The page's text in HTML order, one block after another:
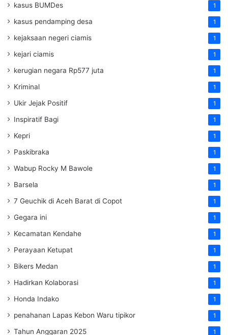
kasus BUMDes 1
kasus pendamping desa 1
kejaksaan negeri ciamis 1
kejari ciamis 1
kerugian negara Rp577 juta 1
Kriminal 1
Ukir Jejak Positif 1
Inspiratif Bagi 1
Kepri 1
Paskibraka 1
Wabup Rocky M Bawole 1
Barsela 1
7 Geuchik di Aceh Barat di Copot 1
Gegara ini 1
Kecamatan Kendahe 1
Perayaan Ketupat 1
Bikers Medan 1
Hadirkan Kolaborasi 1
Honda Indako 1
penahanan Lapas Kebon Waru tipikor 1
Tahun Anggaran 2025 1